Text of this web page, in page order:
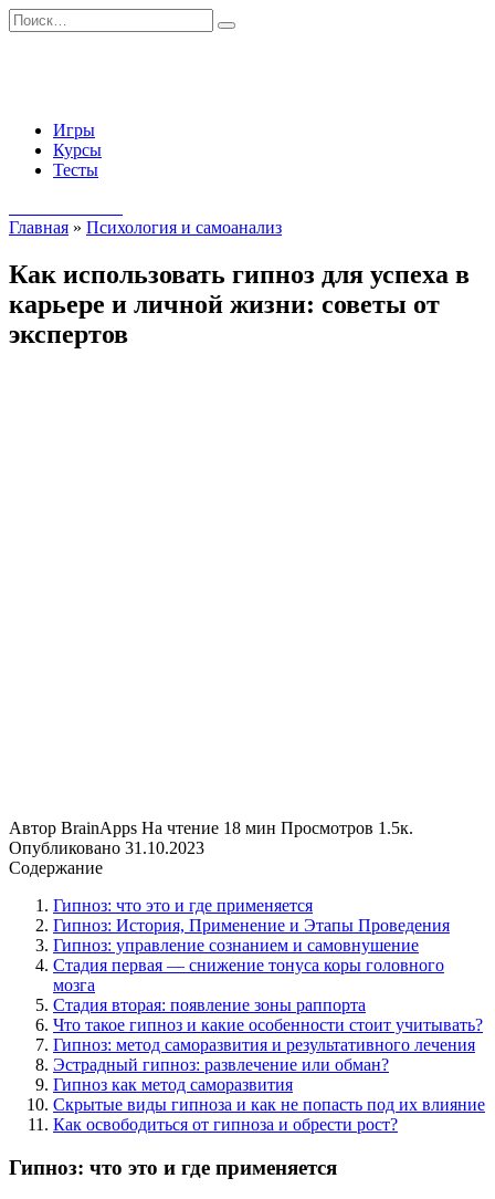
Перейти
к
Search
for:
Игры
Курсы
Тесты
Главная » Психология и самоанализ
Как использовать гипноз для успеха в
карьере и личной жизни: советы от
экспертов
Автор BrainApps На чтение 18 мин Просмотров 1.5к.
Опубликовано 31.10.2023
Содержание
Гипноз: что это и где применяется
Гипноз: История, Применение и Этапы Проведения
Гипноз: управление сознанием и самовнушение
Стадия первая — снижение тонуса коры головного
мозга
Стадия вторая: появление зоны раппорта
Что такое гипноз и какие особенности стоит учитывать?
Гипноз: метод саморазвития и результативного лечения
Эстрадный гипноз: развлечение или обман?
Гипноз как метод саморазвития
Скрытые виды гипноза и как не попасть под их влияние
Как освободиться от гипноза и обрести рост?
Гипноз: что это и где применяется